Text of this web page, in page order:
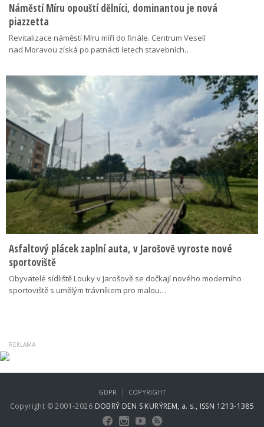
Náměstí Míru opouští dělníci, dominantou je nová
piazzetta
Revitalizace náměstí Míru míří do finále. Centrum Veselí
nad Moravou získá po patnácti letech stavebních…
Asfaltový plácek zaplní auta, v Jarošově vyroste nové
sportoviště
Obyvatelé sídliště Louky v Jarošově se dočkají nového moderního
sportoviště s umělým trávníkem pro malou…
Copyright © 2001-2026 DOBRÝ DEN S KURÝREM, a. s., ISSN 1213-1385
GDPR | COPYRIGHT